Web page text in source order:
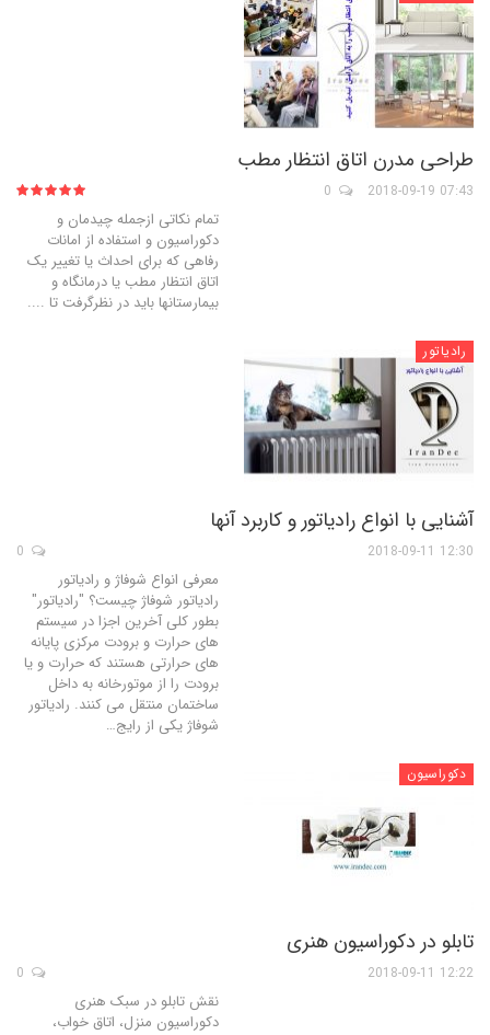
طراحی مدرن اتاق انتظار مطب
07:43 2018-09-19
تمام نکاتی ازجمله چیدمان و
دکوراسیون و استفاده از امانات
رفاهی که برای احداث یا تغییر یک
اتاق انتظار مطب یا درمانگاه و
بیمارستانها باید در نظرگرفت تا ....
رادیاتور
آشنایی با انواع رادیاتور و کاربرد آنها
12:30 2018-09-11
معرفی انواع شوفاژ و رادیاتور
رادیاتور شوفاژ چیست؟ "رادیاتور"
بطور کلی آخرین اجزا در سیستم
های حرارت و برودت مرکزی پایانه
های حرارتی هستند که حرارت و یا
برودت را از موتورخانه به داخل
ساختمان منتقل می کنند. رادیاتور
شوفاژ یکی از رایج…
دکوراسیون
تابلو در دکوراسیون هنری
12:22 2018-09-11
نقش تابلو در سبک هنری
دکوراسیون منزل، اتاق خواب،